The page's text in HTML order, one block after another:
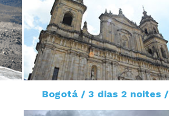
Bogotá / 3 dias 2 noites /